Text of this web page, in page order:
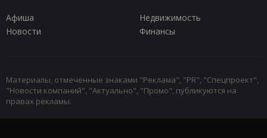
Афиша
Недвижимость
Новости
Финансы
Материалы, отмеченные знаками "Реклама", "PR", "Спецпроект",
"Новости компаний", "Актуально", "Промо", публикуются на
правах рекламы.